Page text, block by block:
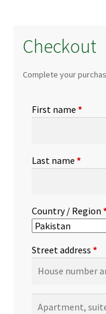
Checkout
Complete your
First name *
Last name *
Country / Region
Street address *